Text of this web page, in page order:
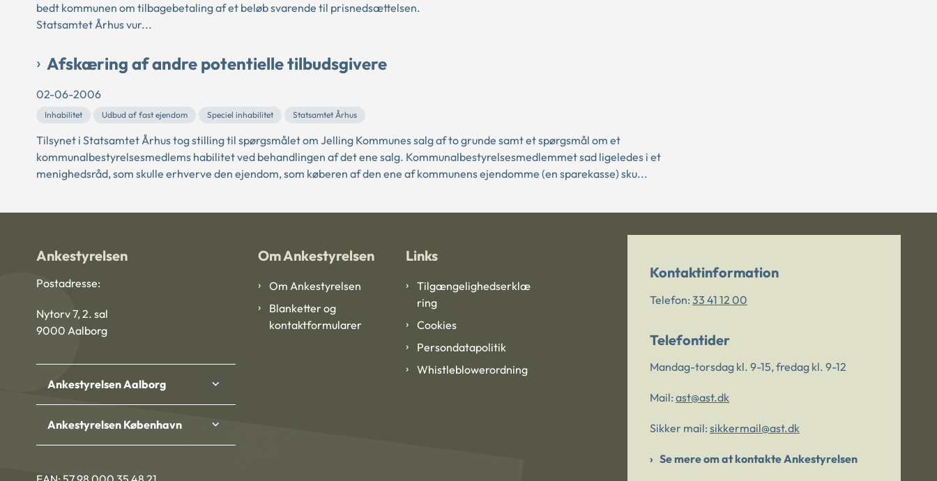
bedt kommunen om tilbagebetaling af et beløb svarende til prisnedsættelsen.
Statsamtet Århus vur...
Afskæring af andre potentielle tilbudsgivere
02-06-2006
Inhabilitet Udbud af fast ejendom Speciel inhabilitet Statsamtet Århus
Tilsynet i Statsamtet Århus tog stilling til spørgsmålet om Jelling Kommunes salg af to grunde samt et spørgsmål om et
kommunalbestyrelsesmedlems habilitet ved behandlingen af det ene salg. Kommunalbestyrelsesmedlemmet sad ligeledes i et
menighedsråd, som skulle erhverve den ejendom, som køberen af den ene af kommunens ejendomme (en sparekasse) sku...
Ankestyrelsen
Postadresse:
Nytorv 7, 2. sal
9000 Aalborg
Ankestyrelsen Aalborg
Ankestyrelsen København
Om Ankestyrelsen
Om Ankestyrelsen
Blanketter og
kontaktformularer
Links
Tilgængelighedserklæ
ring
Cookies
Persondatapolitik
Whistleblowerordning
Kontaktinformation
Telefon: 33 41 12 00
Telefontider
Mandag-torsdag kl. 9-15, fredag kl. 9-12
Mail: ast@ast.dk
Sikker mail: sikkermail@ast.dk
Se mere om at kontakte Ankestyrelsen